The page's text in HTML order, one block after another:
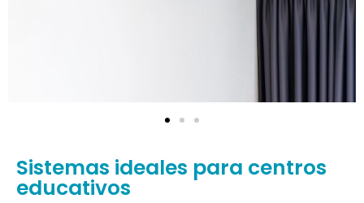
Sistemas ideales para centros
educativos